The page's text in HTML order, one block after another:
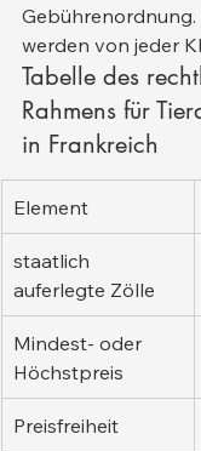
Gebührenordnung.
werden von jeder
Tabelle des
Rahmens für
in Frankreich
Element
staatlich
auferlegte Zölle
Mindest- oder
Höchstpreis
Preisfreiheit